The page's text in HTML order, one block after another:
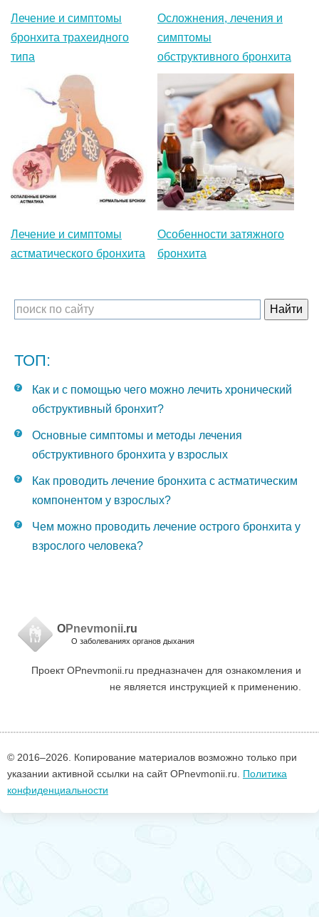
Лечение и симптомы
бронхита трахеидного
типа
Осложнения, лечения и
симптомы
обструктивного бронхита
Лечение и симптомы
астматического бронхита
Особенности затяжного
бронхита
ТОП:
Как и с помощью чего можно лечить хронический
обструктивный бронхит?
Основные симптомы и методы лечения
обструктивного бронхита у взрослых
Как проводить лечение бронхита с астматическим
компонентом у взрослых?
Чем можно проводить лечение острого бронхита у
взрослого человека?
OPnevmonii.ru
О заболеваниях органов дыхания
Проект OPnevmonii.ru предназначен для ознакомления и
не является инструкцией к применению.
© 2016–2026. Копирование материалов возможно только при
указании активной ссылки на сайт OPnevmonii.ru. Политика
конфиденциальности